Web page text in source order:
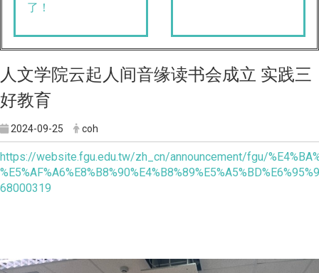
了！
人文学院云起人间音缘读书会成立 实践三
好教育
2024-09-25 coh
https://website.fgu.edu.tw/zh_cn/announcement/fgu/
68000319